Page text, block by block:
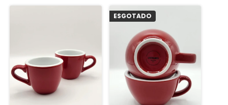
ESGOTADO